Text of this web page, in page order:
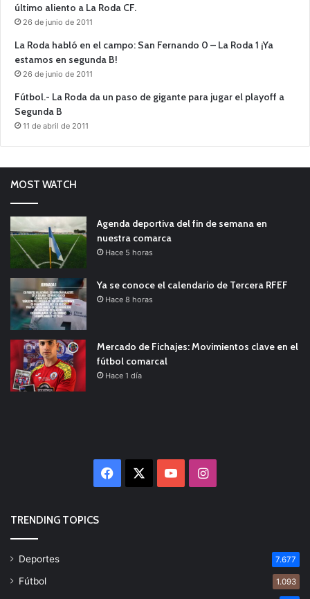
último aliento a La Roda CF.
26 de junio de 2011
La Roda habló en el campo: San Fernando 0 – La Roda 1 ¡Ya
estamos en segunda B!
26 de junio de 2011
Fútbol.- La Roda da un paso de gigante para jugar el playoff a
Segunda B
11 de abril de 2011
MOST WATCH
Agenda deportiva del fin de semana en
nuestra comarca
Hace 5 horas
Ya se conoce el calendario de Tercera RFEF
Hace 8 horas
Mercado de Fichajes: Movimientos clave en el
fútbol comarcal
Hace 1 día
Facebook YouTubeInstagram
TRENDING TOPICS
Deportes 7.677
Fútbol 1.093